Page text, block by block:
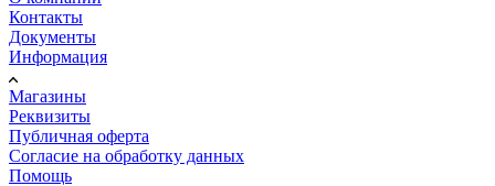
Контакты
Документы
Информация
Магазины
Реквизиты
Публичная оферта
Согласие на обработку данных
Помощь